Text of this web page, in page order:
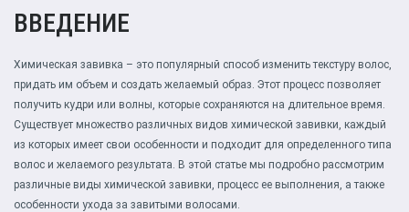
ВВЕДЕНИЕ
Химическая завивка – это популярный способ изменить текстуру волос,
придать им объем и создать желаемый образ. Этот процесс позволяет
получить кудри или волны, которые сохраняются на длительное время.
Существует множество различных видов химической завивки, каждый
из которых имеет свои особенности и подходит для определенного типа
волос и желаемого результата. В этой статье мы подробно рассмотрим
различные виды химической завивки, процесс ее выполнения, а также
особенности ухода за завитыми волосами.